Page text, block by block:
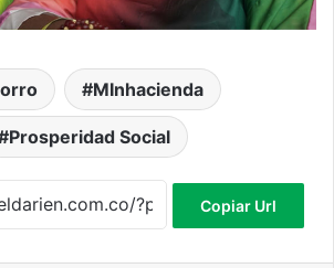
MInhacienda
Prosperidad Social
Copiar Url